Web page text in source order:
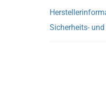
Sicherheits-